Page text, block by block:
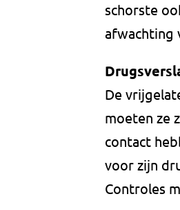
schorste
afwachting
De
moeten ze
contact
voor zijn
Controles